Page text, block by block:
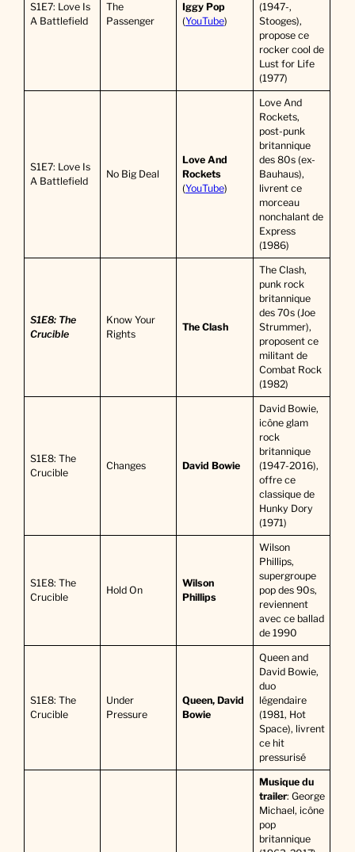
S1E7: Love Is
A Battlefield
The
Passenger
Iggy Pop
(YouTube)
(1947-,
Stooges),
propose ce
rocker cool de
Lust for Life
(1977)
S1E7: Love Is
A Battlefield
No Big Deal
Love And
Rockets
(YouTube)
Love And
Rockets,
post-punk
britannique
des 80s (ex-
Bauhaus),
livrent ce
morceau
nonchalant de
Express
(1986)
S1E8: The
Crucible
Know Your
Rights
The Clash
The Clash,
punk rock
britannique
des 70s (Joe
Strummer),
proposent ce
militant de
Combat Rock
(1982)
S1E8: The
Crucible
Changes David Bowie
David Bowie,
icône glam
rock
britannique
(1947-2016),
offre ce
classique de
Hunky Dory
(1971)
S1E8: The
Crucible
Hold On
Wilson
Phillips
Wilson
Phillips,
supergroupe
pop des 90s,
reviennent
avec ce ballad
de 1990
S1E8: The
Crucible
Under
Pressure
Queen, David
Bowie
Queen and
David Bowie,
duo
légendaire
(1981, Hot
Space), livrent
ce hit
pressurisé
Musique du
trailer: George
Michael, icône
pop
britannique